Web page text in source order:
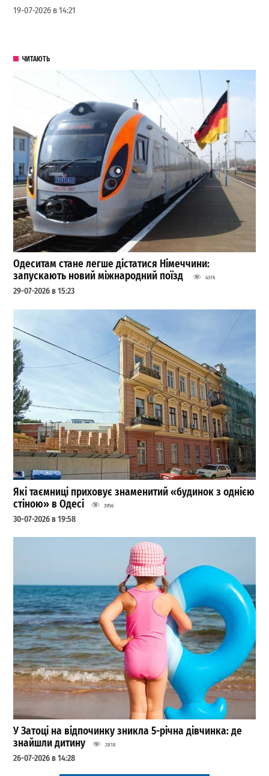
19-07-2026 в 14:21
ЧИТАЮТЬ
Одеситам стане легше дістатися Німеччини:
запускають новий міжнародний поїзд
4376
29-07-2026 в 15:23
Які таємниці приховує знаменитий «будинок з однією
стіною» в Одесі
3956
30-07-2026 в 19:58
У Затоці на відпочинку зникла 5-річна дівчинка: де
знайшли дитину
2818
26-07-2026 в 14:28